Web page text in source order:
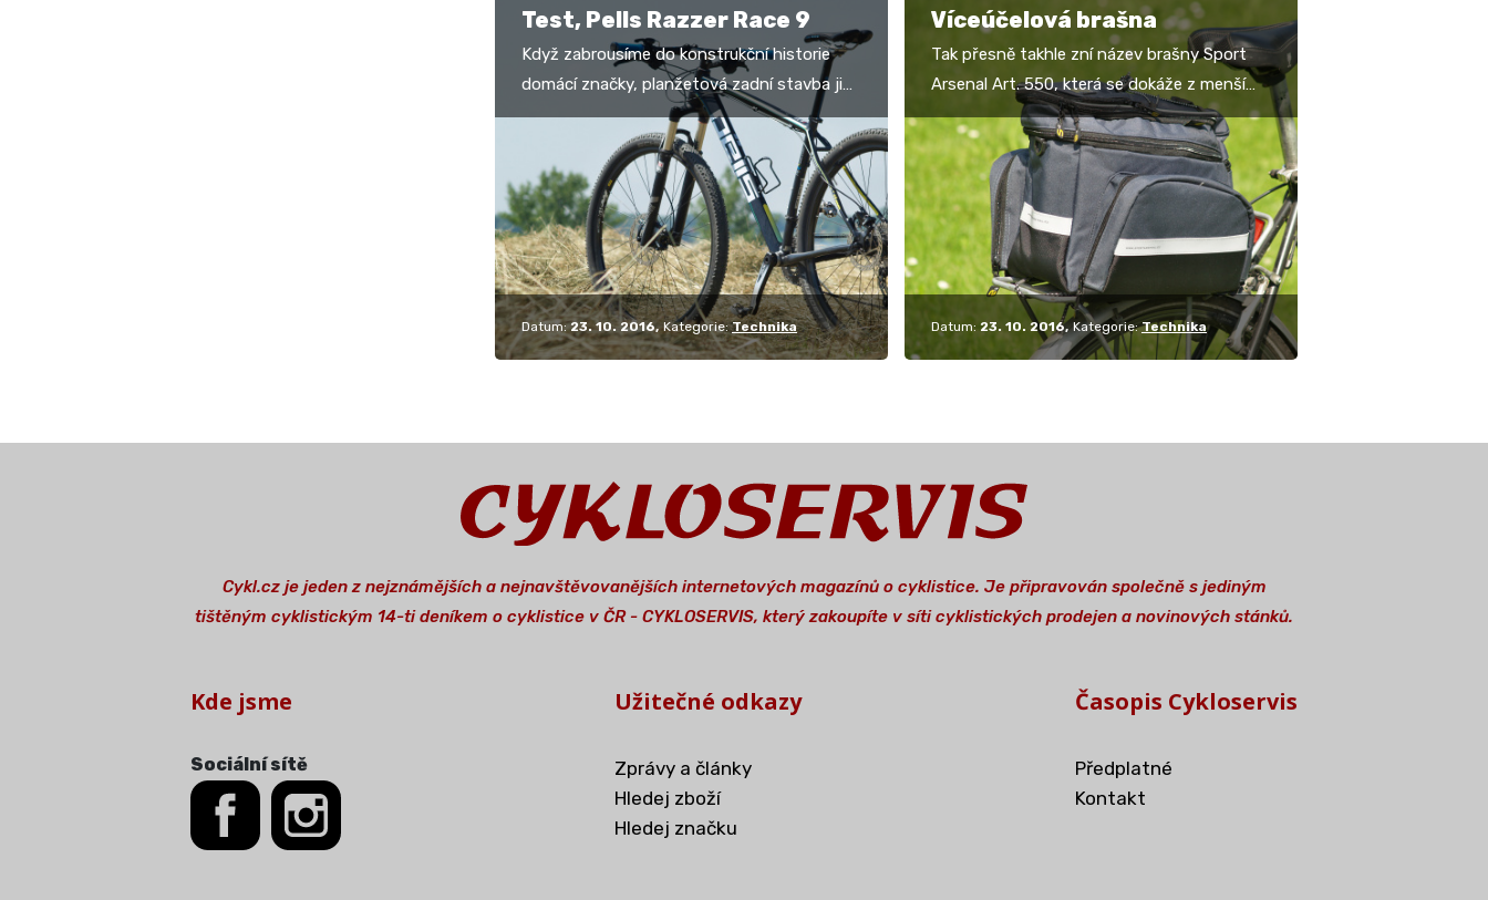
Test, Pells Razzer Race 9
Když zabrousíme do konstrukční historie
domácí značky, planžetová zadní stavba ji
provází už od počátků a v současné přemíře
karbonu na ni…
Datum: 23. 10. 2016 Kategorie: Technika
Víceúčelová brašna
Tak přesně takhle zní název brašny Sport
Arsenal Art. 550, která se dokáže z menší
brašny pro jednodenní výlet proměnit hned
v trojbrašnu o…
Datum: 23. 10. 2016 Kategorie: Technika
Cykl.cz je jeden z nejznámějších a nejnavštěvovanějších internetových magazínů o cyklistice. Je připravován společně s jediným
tištěným cyklistickým 14-ti deníkem o cyklistice v ČR - CYKLOSERVIS, který zakoupíte v síti cyklistických prodejen a novinových stánků.
Kde jsme
Sociální sítě
Užitečné odkazy
Zprávy a články
Hledej zboží
Hledej značku
Časopis Cykloservis
Předplatné
Kontakt